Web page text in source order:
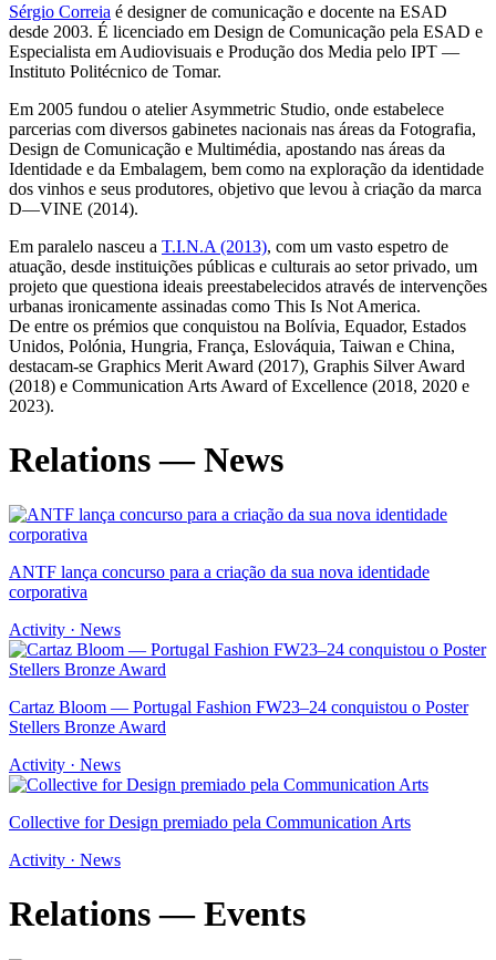
Sérgio Correia é designer de comunicação e docente na ESAD
desde 2003. É licenciado em Design de Comunicação pela ESAD e
Especialista em Audiovisuais e Produção dos Media pelo IPT —
Instituto Politécnico de Tomar.
Em 2005 fundou o atelier Asymmetric Studio, onde estabelece
parcerias com diversos gabinetes nacionais nas áreas da Fotografia,
Design de Comunicação e Multimédia, apostando nas áreas da
Identidade e da Embalagem, bem como na exploração da identidade
dos vinhos e seus produtores, objetivo que levou à criação da marca
D—VINE (2014).
Em paralelo nasceu a T.I.N.A (2013), com um vasto espetro de
atuação, desde instituições públicas e culturais ao setor privado, um
projeto que questiona ideais preestabelecidos através de intervenções
urbanas ironicamente assinadas como This Is Not America.
De entre os prémios que conquistou na Bolívia, Equador, Estados
Unidos, Polónia, Hungria, França, Eslováquia, Taiwan e China,
destacam-se Graphics Merit Award (2017), Graphis Silver Award
(2018) e Communication Arts Award of Excellence (2018, 2020 e
2023).
Relations — News
ANTF lança concurso para a criação da sua nova identidade
corporativa
Activity · News
Cartaz Bloom — Portugal Fashion FW23–24 conquistou o Poster
Stellers Bronze Award
Activity · News
Collective for Design premiado pela Communication Arts
Activity · News
Relations — Events